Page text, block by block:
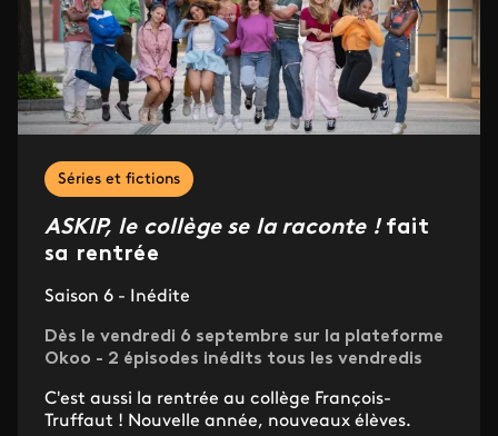
Séries et fictions
ASKIP, le collège se la raconte ! fait
sa rentrée
Saison 6 - Inédite
Dès le vendredi 6 septembre sur la plateforme
Okoo - 2 épisodes inédits tous les vendredis
C'est aussi la rentrée au collège François-
Truffaut ! Nouvelle année, nouveaux élèves.